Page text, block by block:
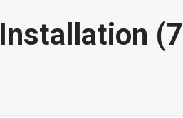
Installation